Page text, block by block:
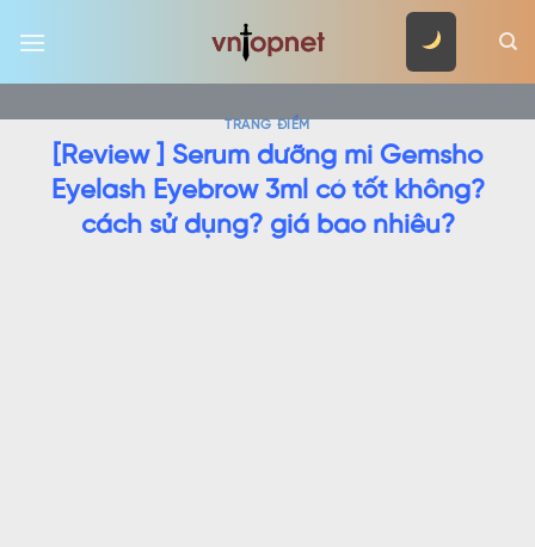
TRANG ĐIỂM
[Review ] Serum dưỡng mi Gemsho
Eyelash Eyebrow 3ml có tốt không?
cách sử dụng? giá bao nhiêu?